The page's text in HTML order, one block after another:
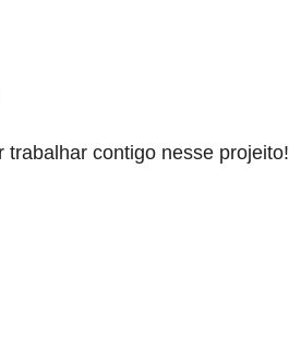
contigo nesse projeito!